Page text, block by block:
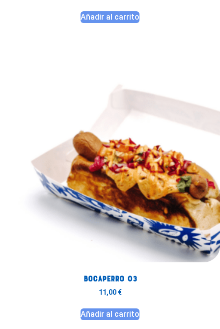
Añadir al carrito
Bocaperro 03
11,00 €
Añadir al carrito